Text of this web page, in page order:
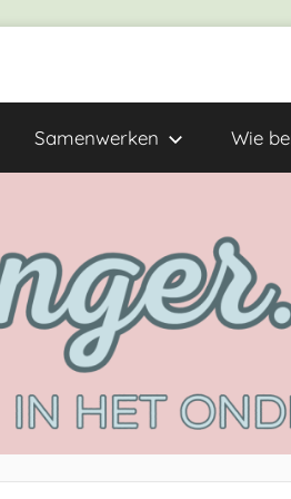
Samenwerken Wie